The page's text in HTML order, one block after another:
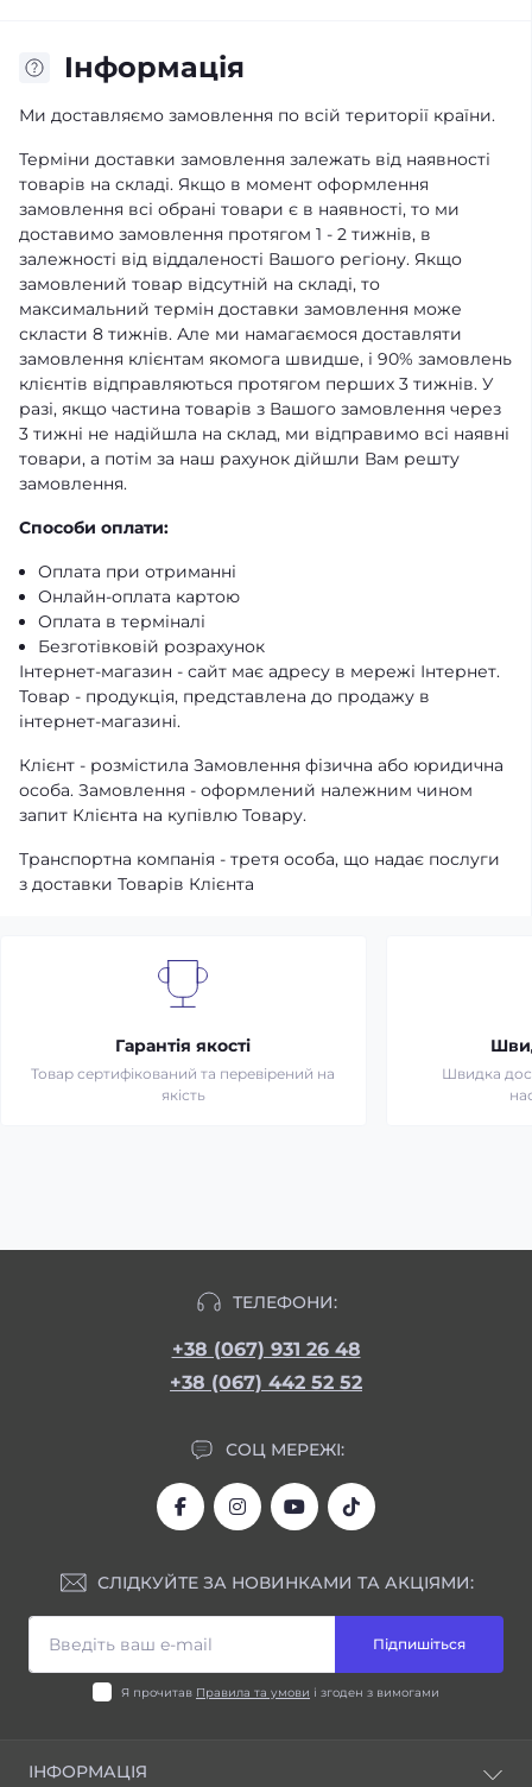
Iнформація
Ми доставляємо замовлення по всій території країни.
Терміни доставки замовлення залежать від наявності
товарів на складі. Якщо в момент оформлення
замовлення всі обрані товари є в наявності, то ми
доставимо замовлення протягом 1 - 2 тижнів, в
залежності від віддаленості Вашого регіону. Якщо
замовлений товар відсутній на складі, то
максимальний термін доставки замовлення може
скласти 8 тижнів. Але ми намагаємося доставляти
замовлення клієнтам якомога швидше, і 90% замовлень
клієнтів відправляються протягом перших 3 тижнів. У
разі, якщо частина товарів з Вашого замовлення через
3 тижні не надійшла на склад, ми відправимо всі наявні
товари, а потім за наш рахунок дійшли Вам решту
замовлення.
Способи оплати:
Оплата при отриманні
Онлайн-оплата картою
Оплата в терміналі
Безготівковій розрахунок
Інтернет-магазин - сайт має адресу в мережі Інтернет.
Товар - продукція, представлена ​​до продажу в
інтернет-магазині.
Клієнт - розмістила Замовлення фізична або юридична
особа. Замовлення - оформлений належним чином
запит Клієнта на купівлю Товару.
Транспортна компанія - третя особа, що надає послуги
з доставки Товарів Клієнта
Гарантія якості
Товар сертифікований та перевірений на
якість
Швидка
ТЕЛЕФОНИ:
+38 (067) 931 26 48
+38 (067) 442 52 52
СОЦ МЕРЕЖІ:
СЛІДКУЙТЕ ЗА НОВИНКАМИ ТА АКЦІЯМИ:
Підпишіться
Я прочитав Правила та умови і згоден з вимогами
ІНФОРМАЦІЯ